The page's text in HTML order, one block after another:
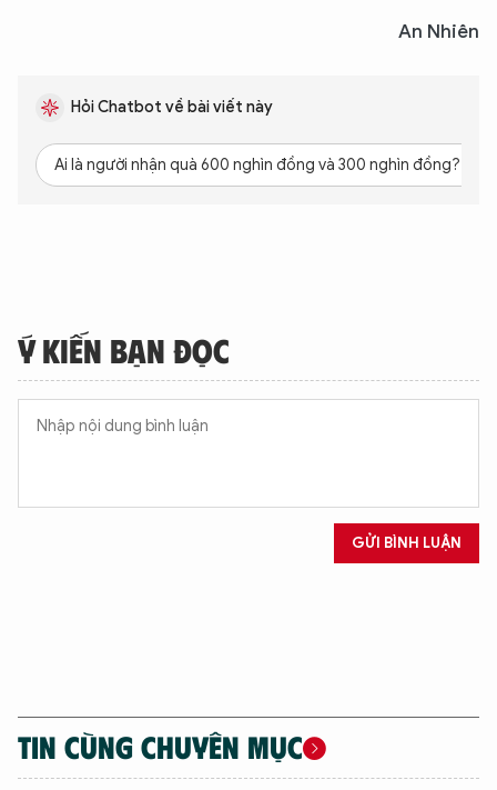
An Nhiên
Hỏi Chatbot về bài viết này
Ai là người nhận quà 600 nghìn đồng và 300 nghìn đồng?
Ý KIẾN BẠN ĐỌC
GỬI BÌNH LUẬN
TIN CÙNG CHUYÊN MỤC